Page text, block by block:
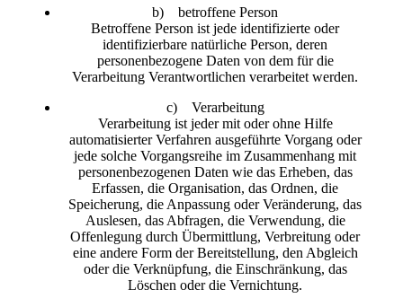
b) betroffene Person
Betroffene Person ist jede identifizierte oder
identifizierbare natürliche Person, deren
personenbezogene Daten von dem für die
Verarbeitung Verantwortlichen verarbeitet werden.
c) Verarbeitung
Verarbeitung ist jeder mit oder ohne Hilfe
automatisierter Verfahren ausgeführte Vorgang oder
jede solche Vorgangsreihe im Zusammenhang mit
personenbezogenen Daten wie das Erheben, das
Erfassen, die Organisation, das Ordnen, die
Speicherung, die Anpassung oder Veränderung, das
Auslesen, das Abfragen, die Verwendung, die
Offenlegung durch Übermittlung, Verbreitung oder
eine andere Form der Bereitstellung, den Abgleich
oder die Verknüpfung, die Einschränkung, das
Löschen oder die Vernichtung.